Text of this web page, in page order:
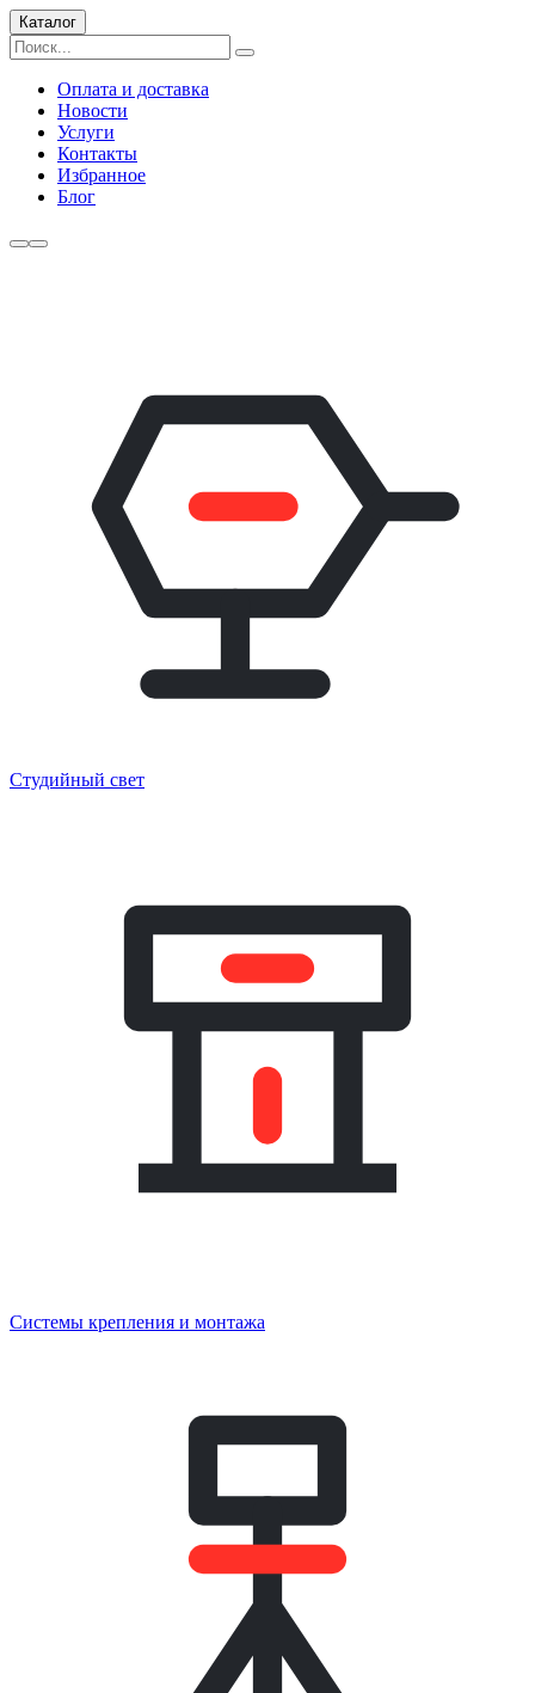
Каталог
Оплата и доставка
Новости
Услуги
Контакты
Избранное
Блог
Студийный свет
Системы крепления и монтажа